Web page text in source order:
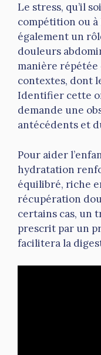
Le stress, qu’il
compétition ou à
également un
douleurs
manière répétée
contextes, dont
Identifier cette
demande une
antécédents et
Pour aider
hydratation
équilibré, riche
récupération
certains cas, un
prescrit par un
facilitera la